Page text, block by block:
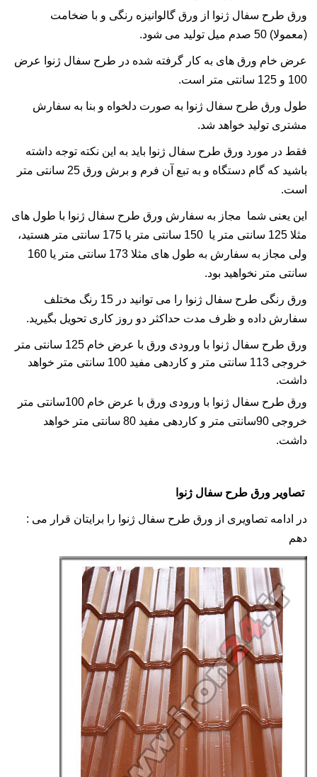
ورق طرح سفال ژنوا از ورق گالوانیزه رنگی و با ضخامت
(معمولا) 50 صدم میل تولید می شود.
عرض خام ورق های به کار گرفته شده در طرح سفال ژنوا عرض
100 و 125 سانتی متر است.
طول ورق طرح سفال ژنوا به صورت دلخواه و بنا به سفارش
مشتری تولید خواهد شد.
فقط در مورد ورق طرح سفال ژنوا باید به این نکته توجه داشته
باشید که گام دستگاه و به تبع آن فرم و برش ورق 25 سانتی متر
است.
این یعنی شما مجاز به سفارش ورق طرح سفال ژنوا با طول های
مثلا 125 سانتی متر یا 150 سانتی متر یا 175 سانتی متر هستید،
ولی مجاز به سفارش به طول های مثلا 173 سانتی متر یا 160
سانتی متر نخواهید بود.
ورق رنگی طرح سفال ژنوا را می توانید در 15 رنگ مختلف
سفارش داده و ظرف مدت حداکثر دو روز کاری تحویل بگیرید.
ورق طرح سفال ژنوا با ورودی ورق با عرض خام 125 سانتی متر
خروجی 113 سانتی متر و کاردهی مفید 100 سانتی متر خواهد
داشت.
ورق طرح سفال ژنوا با ورودی ورق با عرض خام 100سانتی متر
خروجی 90سانتی متر و کاردهی مفید 80 سانتی متر خواهد
داشت.
تصاویر ورق طرح سفال ژنوا
: در ادامه تصاویری از ورق طرح سفال ژنوا را برایتان قرار می
دهم